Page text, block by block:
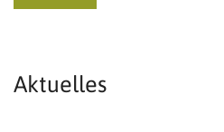
Aktuelles